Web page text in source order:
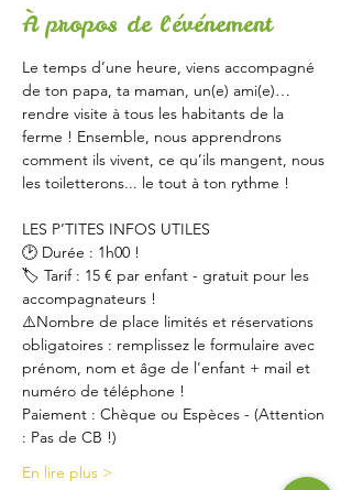
À propos de l'événement
Le temps d’une heure, viens accompagné
de ton papa, ta maman, un(e) ami(e)…
rendre visite à tous les habitants de la
ferme ! Ensemble, nous apprendrons
comment ils vivent, ce qu’ils mangent, nous
les toiletterons... le tout à ton rythme !
LES P’TITES INFOS UTILES
🕑 Durée : 1h00 !
🏷 Tarif : 15 € par enfant - gratuit pour les
accompagnateurs !
⚠️Nombre de place limités et réservations
obligatoires : remplissez le formulaire avec
prénom, nom et âge de l'enfant + mail et
numéro de téléphone !
Paiement : Chèque ou Espèces - (Attention
: Pas de CB !)
En lire plus >